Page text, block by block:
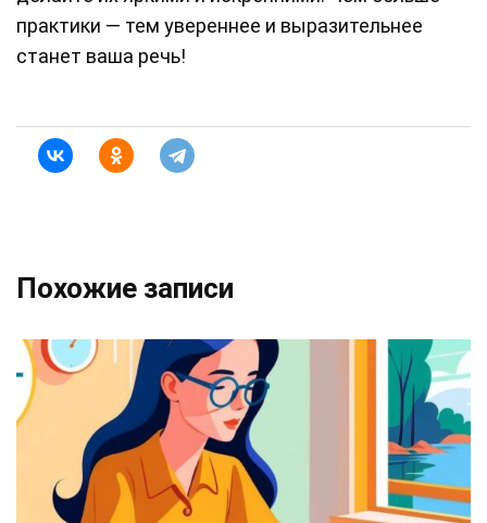
практики — тем увереннее и выразительнее
станет ваша речь!
Похожие записи